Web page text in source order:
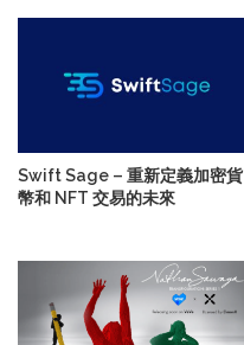
Swift Sage – 重新定義加密貨
幣和 NFT 交易的未來